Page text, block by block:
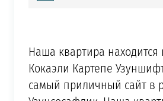
Наша квартира
Кокаэли Картепе
самый приличный сайт в